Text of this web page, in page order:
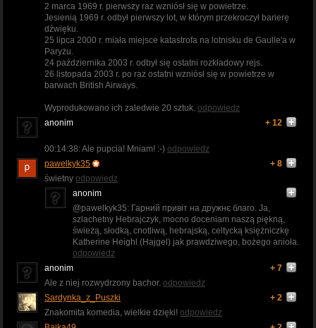
2 marca 1969 r. pierwszy raz wzniósł się w powietrze.
Jesienią 1969 r. odbył pierwszy lot, w którym przekroczył barierę
dźwięku.
25 lipca 2000 r. miała miejsce katastrofa na lotnisku de Gaulle'a w
Paryżu.
24 października 2003 r. odbył się ostatni rozkładowy rejs.
26 listopada 2003 r. po raz ostatni wzniósł się w powietrze w
barwach British Airways.
Wyprodukowano ich zaledwie 20 sztuk. odpowiedz
anonim
+ 12
00:14:38: Ale pupcia! Mniam! :-) odpowiedz
pawelkyk35
+ 8
świetny odpowiedz
anonim
@pawelkyk35: Гарний привіт на дружнє благо. Ja,
szlachetny Hebrajczyk, mocno doceniam naszą piękną,
świeżą, słodką, cnotliwą, hebrajską, celtycką księżniczkę
Katherine Heighl (Hajgel) jak prawdziwego, bożego anioła.
odpowiedz
anonim
+ 7
Ale z niej rozwydrzony bachor. odpowiedz
Sardynka_z_Puszki
+ 2
Znakomita komedia, wielkie dzięki! odpowiedz